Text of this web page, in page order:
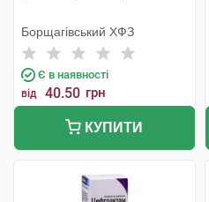
Борщагівський ХФЗ
Є в наявності
від 40.50 грн
КУПИТИ